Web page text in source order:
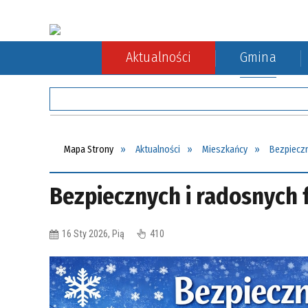
Aktualności Gmina
Mapa Strony Aktualności Mieszkańcy
Bezpiecznych i
16 Sty 2026, Pią 410